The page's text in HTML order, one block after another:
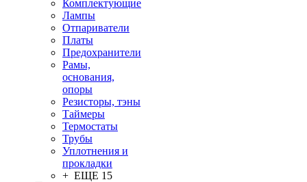
Комплектующие
Лампы
Отпариватели
Платы
Предохранители
Рамы,
основания,
опоры
Резисторы, тэны
Таймеры
Термостаты
Трубы
Уплотнения и
прокладки
+ ЕЩЕ 15